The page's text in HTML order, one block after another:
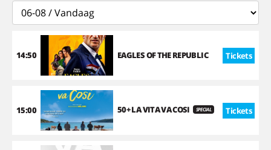
14:50 EAGLES OF THE REPUBLIC Tickets
15:00 50+ LA VITA VA COSI SPECIAL Tickets